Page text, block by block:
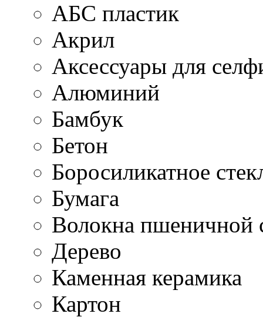
АБС пластик
Акрил
Аксессуары для
Алюминий
Бамбук
Бетон
Боросиликатное
Бумага
Волокна пшеничной
Дерево
Каменная керамика
Картон